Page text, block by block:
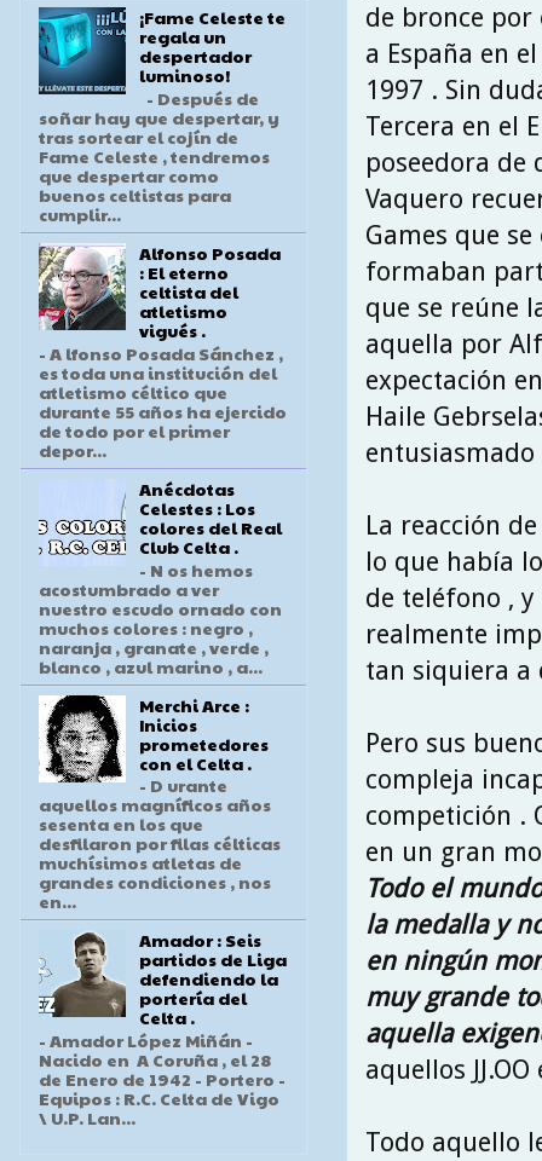
de bronce por
a España en
1997 . Sin
Tercera en el
poseedora de
Vaquero
Games que
formaban
que se reúne
aquella por
expectación
Haile
La reacción
lo que había
de teléfono , y
realmente
tan siquiera a
Pero sus
compleja
competición .
en un gran
Todo el
la medalla y
en ningún
muy grande
aquella
aquellos
Todo aquello
¡Fame Celeste te
regala un
despertador
luminoso!
- Después de
soñar hay que despertar, y
tras sortear el cojín de
Fame Celeste , tendremos
que despertar como
buenos celtistas para
cumplir...
Alfonso Posada
: El eterno
celtista del
atletismo
vigués .
- A lfonso Posada Sánchez ,
es toda una institución del
atletismo céltico que
durante 55 años ha ejercido
de todo por el primer
depor...
Anécdotas
Celestes : Los
colores del Real
Club Celta .
- N os hemos
acostumbrado a ver
nuestro escudo ornado con
muchos colores : negro ,
naranja , granate , verde ,
blanco , azul marino , a...
Merchi Arce :
Inicios
prometedores
con el Celta .
- D urante
aquellos magníficos años
sesenta en los que
desfilaron por filas célticas
muchísimos atletas de
grandes condiciones , nos
en...
Amador : Seis
partidos de Liga
defendiendo la
portería del
Celta .
- Amador López Miñán -
Nacido en A Coruña , el 28
de Enero de 1942 - Portero -
Equipos : R.C. Celta de Vigo
\ U.P. Lan...